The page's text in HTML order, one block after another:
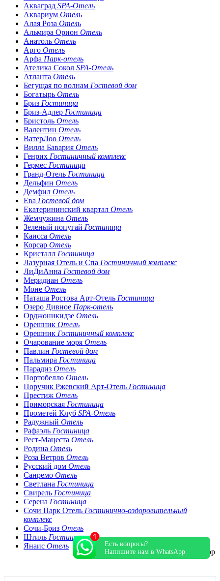
Акваград SPA-Отель
Аквариум Отель
Алая Роза Отель
Альмира Орион Отель
Анатоль Отель
Арго Отель
Арфа Парк-отель
Ателика Сокол SPA-Отель
Атланта Отель
Бегущая по волнам Гостевой дом
Богатырь Отель
Бриз Гостиница
Бриз-Адлер Гостиница
Бристоль Отель
Валентин Отель
ВатерЛоо Отель
Вилла Бавария Отель
Генрих Гостиничный комплекс
Гермес Гостиница
Гранд-Отель Гостиница
Дельфин Отель
Демфил Отель
Ева Гостевой дом
Екатерининский квартал Отель
Жемчужина Отель
Зеленый попугай Гостиница
Каисса Отель
Корсар Отель
Кристалл Гостиница
Лазурная Отель и Спа Гостиничный комплекс
ЛиДиАнна Гостевой дом
Меридиан Отель
Моне Отель
Наташа Ростова Арт-Отель Гостиница
Озеро Дивное Парк-отель
Орджоникидзе Отель
Орешник Отель
Орешник Гостиничный комплекс
Очарование моря Отель
Павлин Гостевой дом
Пальмира Гостиница
Парадиз Отель
Портобелло Отель
Поручик Ржевский Арт-Отель Гостиница
Престиж Отель
Приморская Гостиница
Прометей Клуб SPA-Отель
Радужный Отель
Рафаэль Гостиница
Рест-Мацеста Отель
Родина Отель
Роза Ветров Отель
Русский дом Отель
Санремо Отель
Светлана Гостиница
Свирель Гостиница
Серена Гостиница
Сочи Парк Отель Гостинично-оздоровительный
комплекс
Сочи-Бриз Отель
Штиль Гостиница
Янаис Отель
Есть вопросы?
Напишите нам в WhatsApp